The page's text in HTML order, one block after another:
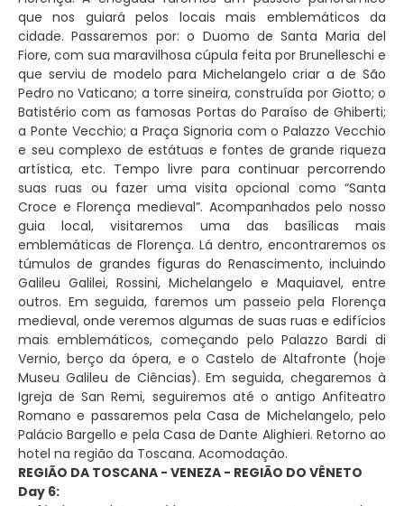
que nos guiará pelos locais mais emblemáticos da
cidade. Passaremos por: o Duomo de Santa Maria del
Fiore, com sua maravilhosa cúpula feita por Brunelleschi e
que serviu de modelo para Michelangelo criar a de São
Pedro no Vaticano; a torre sineira, construída por Giotto; o
Batistério com as famosas Portas do Paraíso de Ghiberti;
a Ponte Vecchio; a Praça Signoria com o Palazzo Vecchio
e seu complexo de estátuas e fontes de grande riqueza
artística, etc. Tempo livre para continuar percorrendo
suas ruas ou fazer uma visita opcional como “Santa
Croce e Florença medieval”. Acompanhados pelo nosso
guia local, visitaremos uma das basílicas mais
emblemáticas de Florença. Lá dentro, encontraremos os
túmulos de grandes figuras do Renascimento, incluindo
Galileu Galilei, Rossini, Michelangelo e Maquiavel, entre
outros. Em seguida, faremos um passeio pela Florença
medieval, onde veremos algumas de suas ruas e edifícios
mais emblemáticos, começando pelo Palazzo Bardi di
Vernio, berço da ópera, e o Castelo de Altafronte (hoje
Museu Galileu de Ciências). Em seguida, chegaremos à
Igreja de San Remi, seguiremos até o antigo Anfiteatro
Romano e passaremos pela Casa de Michelangelo, pelo
Palácio Bargello e pela Casa de Dante Alighieri. Retorno ao
hotel na região da Toscana. Acomodação.
REGIÃO DA TOSCANA - VENEZA - REGIÃO DO VÊNETO
Day 6: